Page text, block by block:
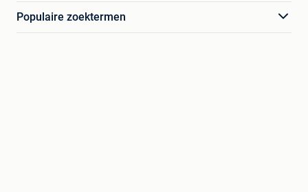
Populaire zoektermen